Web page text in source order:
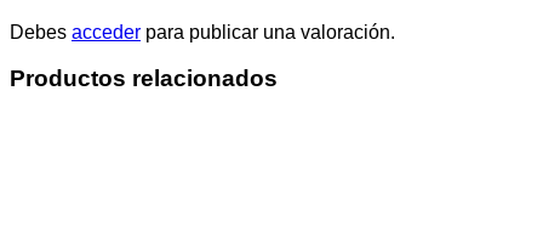
Debes acceder para publicar una valoración.
Productos relacionados